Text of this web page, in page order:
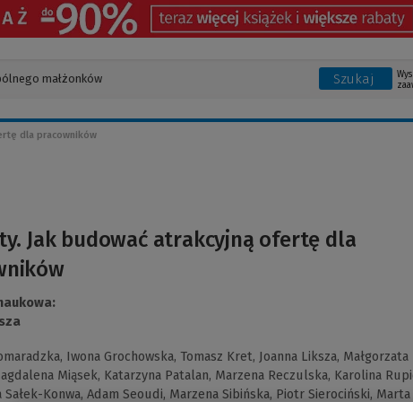
Szukaj
dla pracowników
Jak budować atrakcyjną ofertę dla
Iwona Grochowska, Tomasz Kret, Joanna Liksza, Małgorzata
Miąsek, Katarzyna Patalan, Marzena Reczulska, Karolina
Sałek-Konwa, Adam Seoudi, Marzena Sibińska, Piotr Sierociński, Marta